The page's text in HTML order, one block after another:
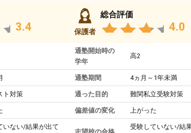
3.4
ト対策
いない/結果が出て
保護者
総合評価
4.0
通塾開始時の
学年
高2
通塾期間 4ヵ月～1年未満
通った目的 難関私立受験対策
偏差値の変化 上がった
志望校の合格
受験していない/結